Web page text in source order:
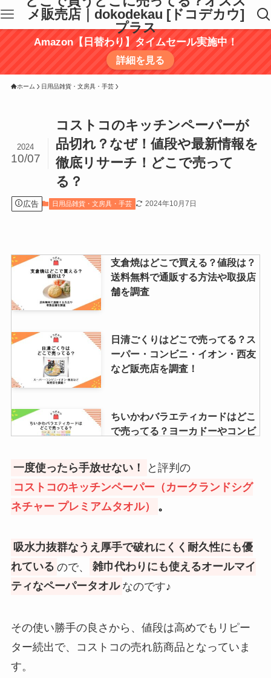
メ販売店｜dokodekau [ドコデカウ]
プラス
Amazon【日替わり】タイムセール実施中！
詳細を見る
ホーム 日用品雑貨・文房具・手芸
コストコのキッチンペーパーが
品切れ？なぜ！値段や最新情報を
徹底リサーチ！どこで売って
る？
2024
10/07
広告 日用品雑貨・文房具・手芸 2024年10月7日
支倉焼はどこで買える？値段は？
送料無料で通販する方法や取扱店
舗を調査
日清ごくりはどこで売ってる？ス
ーパー・コンビニ・イオン・西友
など販売店を調査！
ちいかわバラエティカードはどこ
で売ってる？ヨーカドーやコンビ
琥珀糖はシャトレーゼにある？イ
オン・セブンイレブン・ローソン
葬式の数珠はどこで買う？しまむ
ら・ドンキ・アベイル・イオンス
すとぷりグッズ売ってる場所とガ
一度使ったら手放せない！
と評判の
コストコのキッチンペーパー（カークランドシグ
ネチャー プレミアムタオル）
。
吸水力抜群なうえ厚手で破れにくく耐久性にも優
れている ので、
雑巾代わりにも使えるオールマイ
ティなペーパータオル なのです♪
その使い勝手の良さから、値段は高めでもリピー
ター続出で、コストコの売れ筋商品となっていま
す。